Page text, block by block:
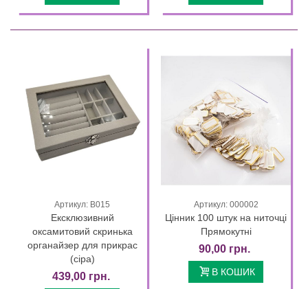
Артикул: В015
Ексклюзивний
оксамитовий скринька
органайзер для прикрас
(сіра)
439,00 грн.
Артикул: 000002
Цінник 100 штук на ниточці
Прямокутні
90,00 грн.
В КОШИК